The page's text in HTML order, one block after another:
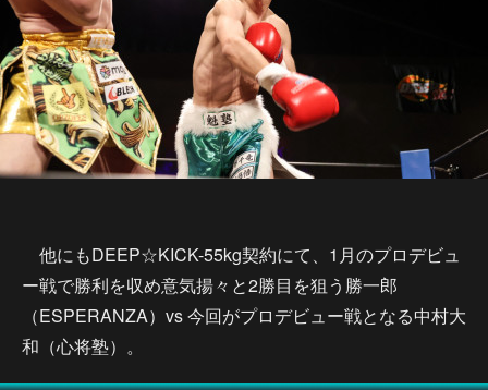
他にもDEEP☆KICK-55kg契約にて、1月のプロデビュ
ー戦で勝利を収め意気揚々と2勝目を狙う勝一郎
（ESPERANZA）vs 今回がプロデビュー戦となる中村大
和（心将塾）。